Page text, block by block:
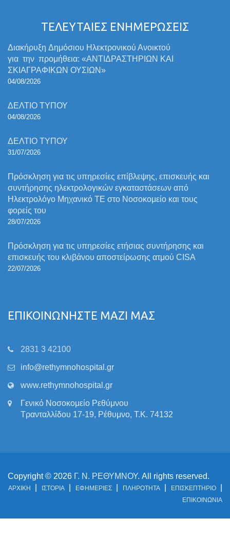
ΤΕΛΕΥΤΑΙΕΣ ΕΝΗΜΕΡΩΣΕΙΣ
Διακήρυξη Δημόσιου Ηλεκτρονικού Ανοικτού
για την προμήθεια: «ΑΝΤΙΔΡΑΣΤΗΡΙΩΝ ΚΑΙ
ΣΚΙΑΓΡΑΦΙΚΩΝ ΟΥΣΙΩΝ»
04/08/2026
ΔΕΛΤΙΟ ΤΥΠΟΥ
04/08/2026
ΔΕΛΤΙΟ ΤΥΠΟΥ
31/07/2026
Πρόσκληση για τις υπηρεσίες επίβλεψης, επισκευής και
συντήρησης ηλεκτρολογικών εγκαταστάσεων από
Ηλεκτρολόγο Μηχανικό ΤΕ στο Νοσοκομείο και τους
φορείς του
28/07/2026
Πρόσκληση για τις υπηρεσίες ετήσιας συντήρησης και
επισκευής του κλιβάνου αποστείρωσης ατμού CISA
22/07/2026
ΕΠΙΚΟΙΝΩΝΗΣΤΕ ΜΑΖΙ ΜΑΣ
2831 3 42100
info@rethymnohospital.gr
www.rethymnohospital.gr
Γενικό Νοσοκομείο Ρεθύμνου
Τρανταλλίδου 17-19, Ρέθυμνο, Τ.Κ. 74132
Copyright © 2026 Γ. Ν. ΡΕΘΥΜΝΟΥ. All rights reserved.
ΑΡΧΙΚΗ ΙΣΤΟΡΙΑ ΕΦΗΜΕΡΙΕΣ ΠΛΗΡΟΤΗΤΑ
ΕΠΙΣΚΕΠΤΗΡΙΟ
ΕΠΙΚΟΙΝΩΝΙΑ